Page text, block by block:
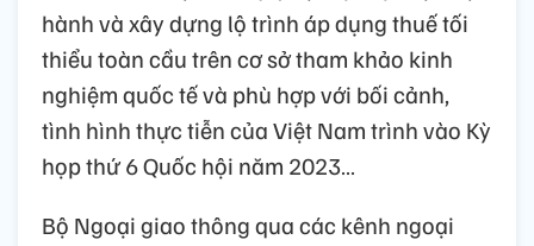
hành và xây dựng lộ trình áp dụng thuế tối
thiểu toàn cầu trên cơ sở tham khảo kinh
nghiệm quốc tế và phù hợp với bối cảnh,
tình hình thực tiễn của Việt Nam trình vào Kỳ
họp thứ 6 Quốc hội năm 2023…
Bộ Ngoại giao thông qua các kênh ngoại